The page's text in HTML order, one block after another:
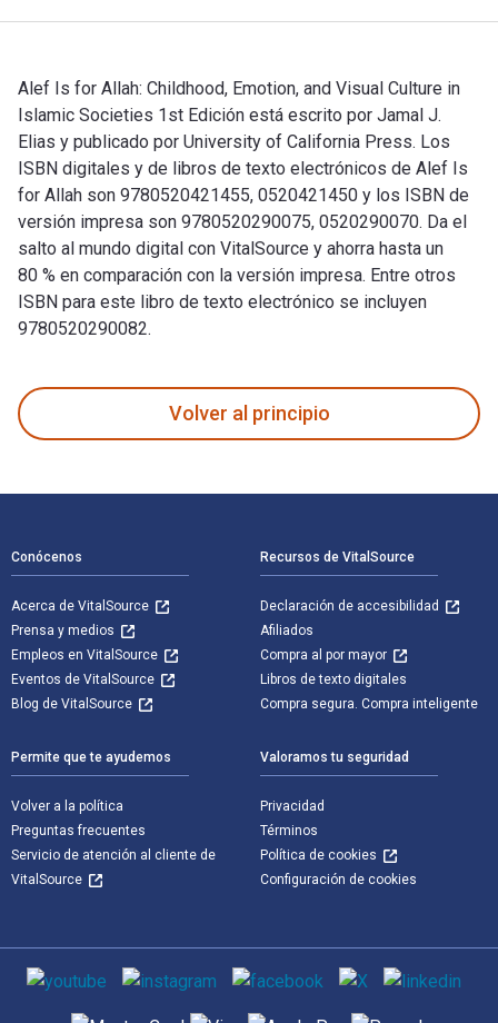
Alef Is for Allah: Childhood, Emotion, and Visual Culture in
Islamic Societies 1st Edición está escrito por Jamal J.
Elias y publicado por University of California Press. Los
ISBN digitales y de libros de texto electrónicos de Alef Is
for Allah son 9780520421455, 0520421450 y los ISBN de
versión impresa son 9780520290075, 0520290070. Da el
salto al mundo digital con VitalSource y ahorra hasta un
80 % en comparación con la versión impresa. Entre otros
ISBN para este libro de texto electrónico se incluyen
9780520290082.
Volver al principio
Conócenos
Acerca de VitalSource
Prensa y medios
Empleos en VitalSource
Eventos de VitalSource
Blog de VitalSource
Recursos de VitalSource
Declaración de accesibilidad
Afiliados
Compra al por mayor
Libros de texto digitales
Compra segura. Compra inteligente
Permite que te ayudemos
Volver a la política
Preguntas frecuentes
Servicio de atención al cliente de
VitalSource
Valoramos tu seguridad
Privacidad
Términos
Política de cookies
Configuración de cookies
Medios de comunicación social